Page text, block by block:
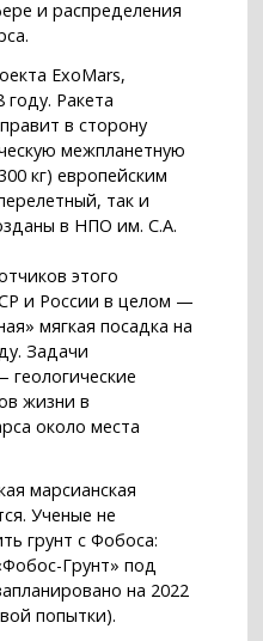
и распределения
ExoMars,
Ракета
в сторону
межпланетную
кг) европейским
так и
в НПО им. С.А.
этого
и России в целом —
мягкая посадка на
Задачи
жизни в
около места
марсианская
Ученые не
грунт с Фобоса:
Грунт» под
на 2022
попытки).